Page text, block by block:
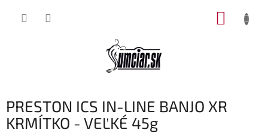
PRESTON ICS IN-LINE BANJO XR
KRMÍTKO - VEĽKÉ 45g